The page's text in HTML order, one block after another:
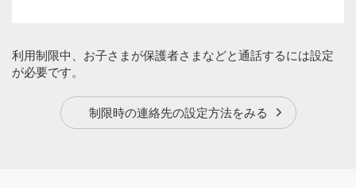
利用制限中、お子さまが保護者さまなどと通話するには設定
が必要です。
制限時の連絡先の設定方法をみる